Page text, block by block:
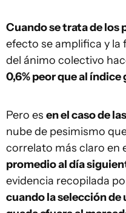
Cuando se trata de los
efecto se amplifica y la
del ánimo colectivo
0,6% peor que al índice
Pero es en el caso de
nube de pesimismo
correlato más claro en
promedio al día
evidencia recopilada
cuando la selección